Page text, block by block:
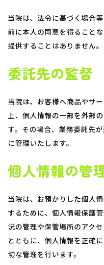
当院は、法令に基づく場合
前に本人の同意を得ること
提供することはありません。
委託先の監督
当院は、お客様へ商品やサ
上、個人情報の一部を外部
す。その場合、業務委託先
に管理いたします。
個人情報の管
当院は、お預かりした個人
するために、個人情報保護
況の管理や保管場所のアク
とともに、個人情報を正確
切な管理を行います。